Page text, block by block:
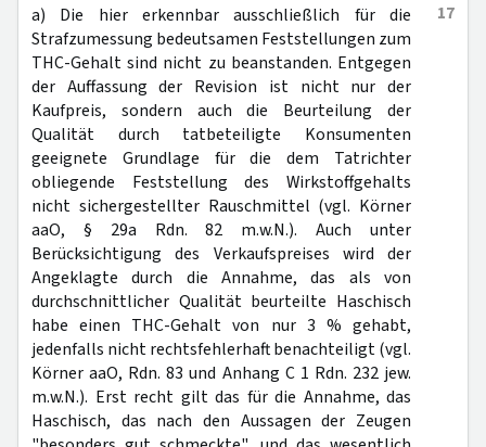
17
a) Die hier erkennbar ausschließlich für die
Strafzumessung bedeutsamen Feststellungen zum
THC-Gehalt sind nicht zu beanstanden. Entgegen
der Auffassung der Revision ist nicht nur der
Kaufpreis, sondern auch die Beurteilung der
Qualität durch tatbeteiligte Konsumenten
geeignete Grundlage für die dem Tatrichter
obliegende Feststellung des Wirkstoffgehalts
nicht sichergestellter Rauschmittel (vgl. Körner
aaO, § 29a Rdn. 82 m.w.N.). Auch unter
Berücksichtigung des Verkaufspreises wird der
Angeklagte durch die Annahme, das als von
durchschnittlicher Qualität beurteilte Haschisch
habe einen THC-Gehalt von nur 3 % gehabt,
jedenfalls nicht rechtsfehlerhaft benachteiligt (vgl.
Körner aaO, Rdn. 83 und Anhang C 1 Rdn. 232 jew.
m.w.N.). Erst recht gilt das für die Annahme, das
Haschisch, das nach den Aussagen der Zeugen